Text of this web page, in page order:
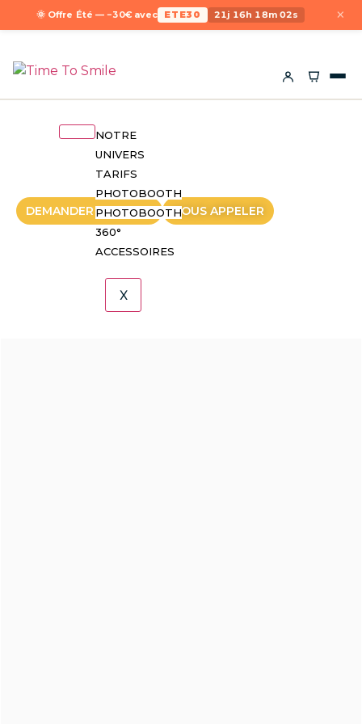
🌞 Offre Été — −30€ avec ETE30 21j 16h 18m 02s ×
NOTRE
UNIVERS
TARIFS
PHOTOBOOTH
PHOTOBOOTH
360°
ACCESSOIRES
X
DEMANDER UN DEVIS NOUS APPELER